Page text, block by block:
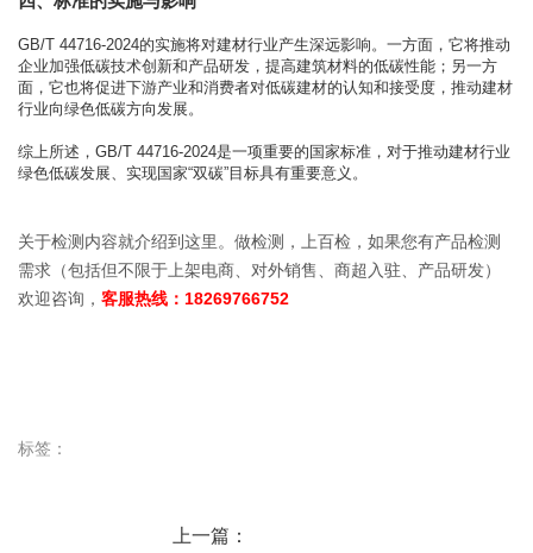
GB/T 44716-2024的实施将对建材行业产生深远影响。一方面，它将推动
企业加强低碳技术创新和产品研发，提高建筑材料的低碳性能；另一方
面，它也将促进下游产业和消费者对低碳建材的认知和接受度，推动建材
行业向绿色低碳方向发展。
综上所述，GB/T 44716-2024是一项重要的国家标准，对于推动建材行业
绿色低碳发展、实现国家“双碳”目标具有重要意义。
关于检测内容就介绍到这里。做检测，上百检，如果您有产品检测
需求（包括但不限于上架电商、对外销售、商超入驻、产品研发）
欢迎咨询， 客服热线：18269766752
标签：
上一篇：